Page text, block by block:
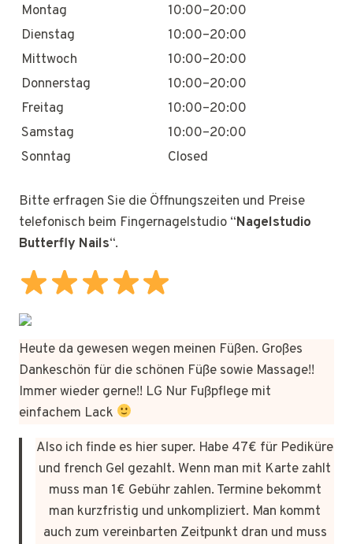
Montag
10:00–20:00
Dienstag
10:00–20:00
Mittwoch
10:00–20:00
Donnerstag
10:00–20:00
Freitag
10:00–20:00
Samstag
10:00–20:00
Sonntag
Closed
Bitte erfragen Sie die Öffnungszeiten und Preise
telefonisch beim Fingernagelstudio “Nagelstudio
Butterfly Nails“.
Heute da gewesen wegen meinen Füßen. Großes
Dankeschön für die schönen Füße sowie Massage!!
Immer wieder gerne!! LG Nur Fußpflege mit
einfachem Lack
Also ich finde es hier super. Habe 47€ für Pediküre
und french Gel gezahlt. Wenn man mit Karte zahlt
muss man 1€ Gebühr zahlen. Termine bekommt
man kurzfristig und unkompliziert. Man kommt
auch zum vereinbarten Zeitpunkt dran und muss